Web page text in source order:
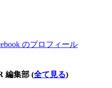
編集部 (全て見る)